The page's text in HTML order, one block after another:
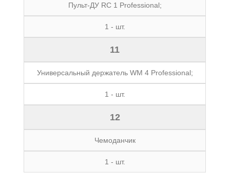
Пульт-ДУ RC 1 Professional;
1 - шт.
11
Универсальный держатель WM 4 Professional;
1 - шт.
12
Чемоданчик
1 - шт.